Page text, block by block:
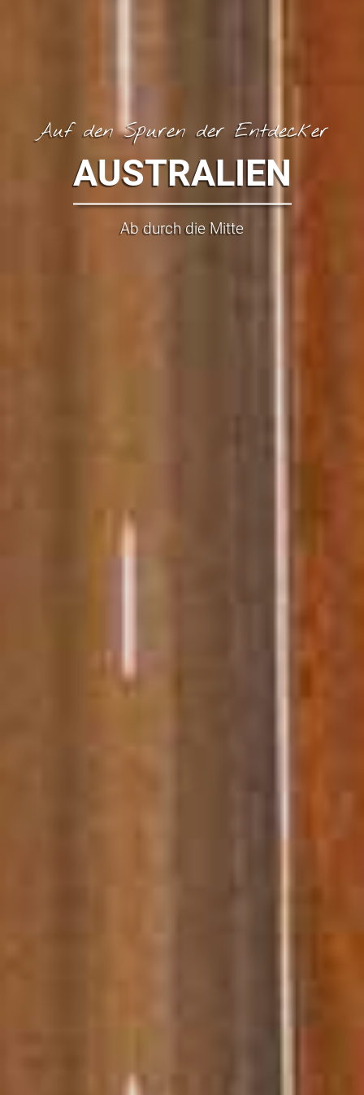
Auf den Spuren der Entdecker
AUSTRALIEN
Ab durch die Mitte